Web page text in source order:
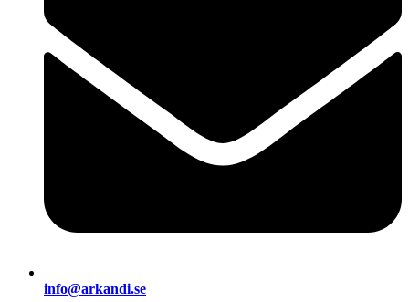
info@arkandi.se